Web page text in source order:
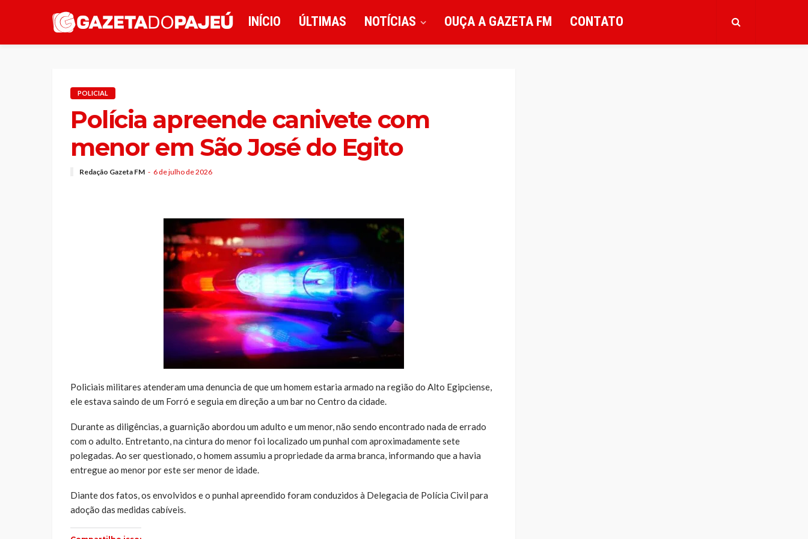
INÍCIO ÚLTIMAS NOTÍCIAS OUÇA A GAZETA FM CONTATO
POLICIAL
Polícia apreende canivete com
menor em São José do Egito
Redação Gazeta FM 6 de julho de 2026
Policiais militares atenderam uma denuncia de que um homem estaria armado na região do Alto Egipciense,
ele estava saindo de um Forró e seguia em direção a um bar no Centro da cidade.
Durante as diligências, a guarnição abordou um adulto e um menor, não sendo encontrado nada de errado
com o adulto. Entretanto, na cintura do menor foi localizado um punhal com aproximadamente sete
polegadas. Ao ser questionado, o homem assumiu a propriedade da arma branca, informando que a havia
entregue ao menor por este ser menor de idade.
Diante dos fatos, os envolvidos e o punhal apreendido foram conduzidos à Delegacia de Polícia Civil para
adoção das medidas cabíveis.